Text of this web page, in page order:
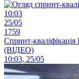
10:03
25/05
1759
Спринт-
(ВІДЕО)
10:03, 25/05